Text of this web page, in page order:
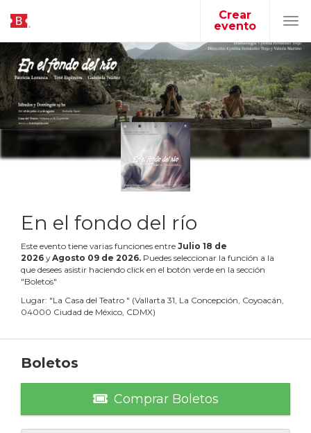
Crear
evento
En el fondo del río
Este evento tiene varias funciones entre Julio 18 de
2026 yAgosto 09 de 2026. Puedes seleccionar la función a la
que desees asistir haciendo click en el botón verde en la sección
"Boletos"
Lugar: "La Casa del Teatro " (Vallarta 31, La Concepción, Coyoacán,
04000 Ciudad de México, CDMX)
Boletos
Comprar Boletos